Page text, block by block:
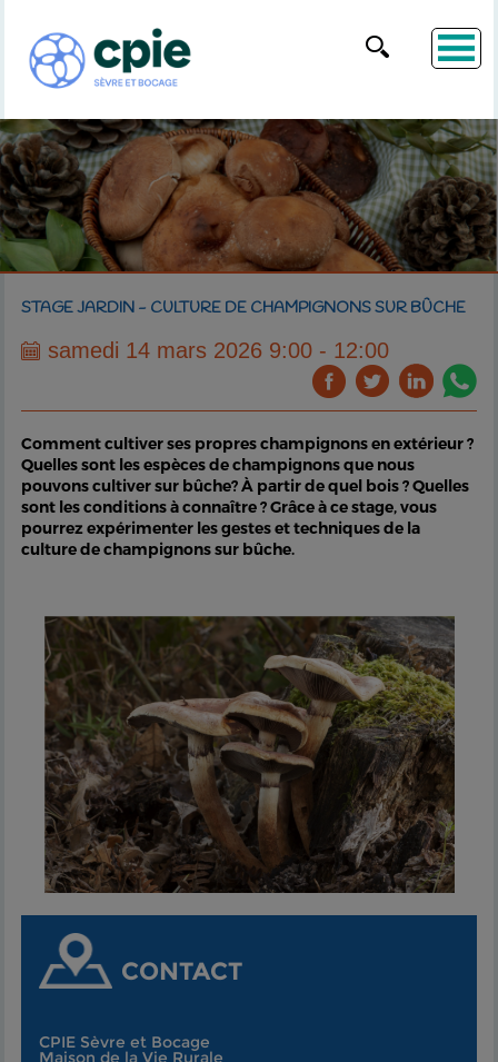
STAGE JARDIN - CULTURE DE CHAMPIGNONS SUR BÛCHE
samedi 14 mars 2026 9:00 - 12:00
Comment cultiver ses propres champignons en extérieur ?
Quelles sont les espèces de champignons que nous
pouvons cultiver sur bûche? À partir de quel bois ? Quelles
sont les conditions à connaître ? Grâce à ce stage, vous
pourrez expérimenter les gestes et techniques de la
culture de champignons sur bûche.
CONTACT
CPIE Sèvre et Bocage
Maison de la Vie Rurale